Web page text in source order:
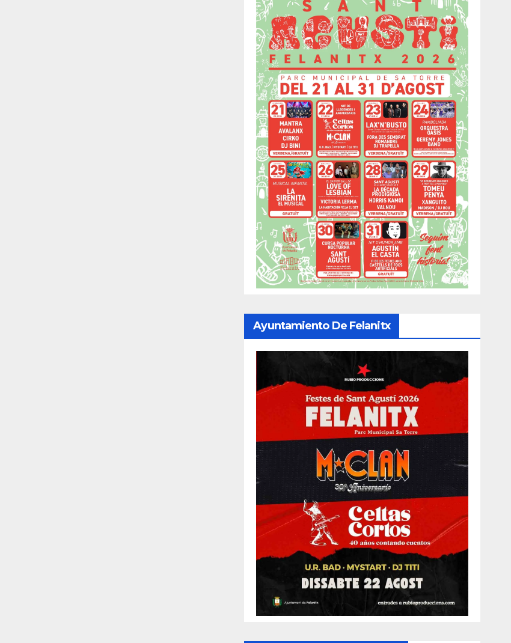
Ayuntamiento De Felanitx